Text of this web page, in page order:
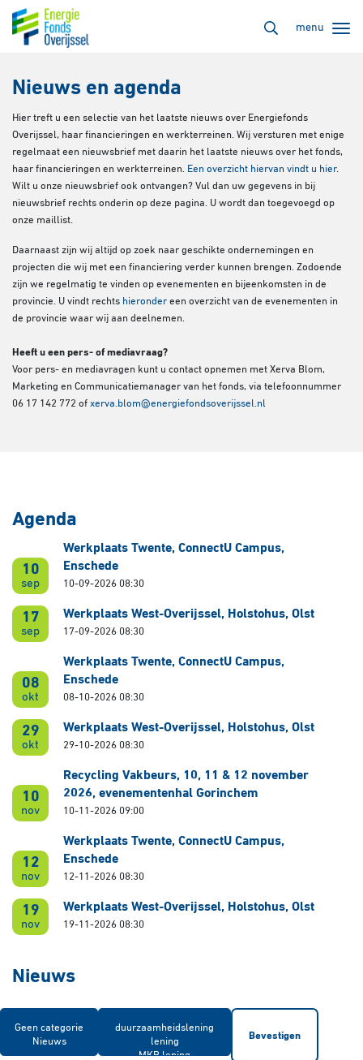
menu
Nieuws en agenda
Hier treft u een selectie van het laatste nieuws over Energiefonds
Overijssel, haar financieringen en werkterreinen. Wij versturen met enige
regelmaat een nieuwsbrief met daarin het laatste nieuws over het fonds,
haar financieringen en werkterreinen. Een overzicht hiervan vindt u hier.
Wilt u onze nieuwsbrief ook ontvangen? Vul dan uw gegevens in bij
nieuwsbrief rechts onderin op deze pagina. U wordt dan toegevoegd op
onze maillist.
Daarnaast zijn wij altijd op zoek naar geschikte ondernemingen en
projecten die wij met een financiering verder kunnen brengen. Zodoende
zijn we regelmatig te vinden op evenementen en bijeenkomsten in de
provincie. U vindt rechts hieronder een overzicht van de evenementen in
de provincie waar wij aan deelnemen.
Heeft u een pers- of mediavraag?
Voor pers- en mediavragen kunt u contact opnemen met Xerva Blom,
Marketing en Communicatiemanager van het fonds, via telefoonnummer
06 17 142 772 of xerva.blom@energiefondsoverijssel.nl
Nieuws
Bevestigen
Agenda
10
sep
Werkplaats Twente, ConnectU Campus,
Enschede
10-09-2026 08:30
17
sep
Werkplaats West-Overijssel, Holstohus, Olst
17-09-2026 08:30
08
okt
Werkplaats Twente, ConnectU Campus,
Enschede
08-10-2026 08:30
29
okt
Werkplaats West-Overijssel, Holstohus, Olst
29-10-2026 08:30
10
nov
Recycling Vakbeurs, 10, 11 & 12 november
2026, evenementenhal Gorinchem
10-11-2026 09:00
12
nov
Werkplaats Twente, ConnectU Campus,
Enschede
12-11-2026 08:30
19
nov
Werkplaats West-Overijssel, Holstohus, Olst
19-11-2026 08:30